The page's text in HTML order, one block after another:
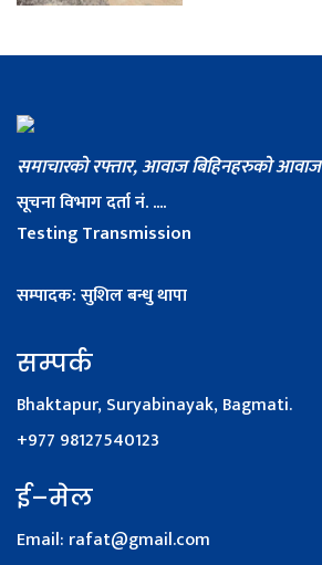
समाचारको रफ्तार, आवाज बिहिनहरुको आवाज
सूचना विभाग दर्ता नं. ....
Testing Transmission
सम्पादक: सुशिल बन्धु थापा
सम्पर्क
Bhaktapur, Suryabinayak, Bagmati.
+977 98127540123
ई–मेल
Email: rafat@gmail.com